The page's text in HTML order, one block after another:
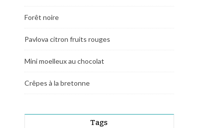
Forêt noire
Pavlova citron fruits rouges
Mini moelleux au chocolat
Crêpes à la bretonne
Tags